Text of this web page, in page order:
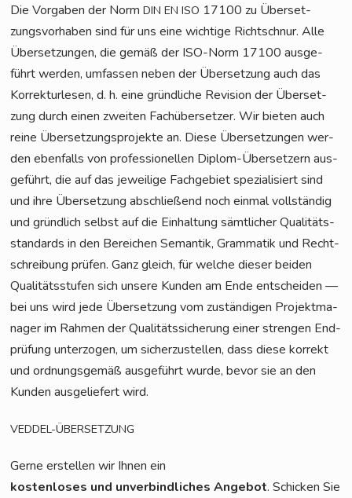
Die Vor­ga­ben der NormDIN EN ISO 17100 zu Über­set­
zungs­vor­ha­ben sind für uns eine wich­ti­ge Richt­schnur. Alle
Über­set­zun­gen, die gemäß der ISO-Norm 17100 aus­ge­
führt wer­den, umfas­sen neben der Über­set­zung auch das
Kor­rek­tur­le­sen, d. h. eine gründ­li­che Revi­si­on der Über­set­
zung durch einen zwei­ten Fach­über­set­zer. Wir bie­ten auch
rei­ne Über­set­zungs­pro­jek­te an. Die­se Über­set­zun­gen wer­
den eben­falls von pro­fes­sio­nel­len Diplom-Über­set­zern aus­
ge­führt, die auf das jewei­li­ge Fach­ge­biet spe­zia­li­siert sind
und ihre Über­set­zung abschlie­ßend noch ein­mal voll­stän­dig
und gründ­lich selbst auf die Ein­hal­tung sämt­li­cher Qua­li­täts­
stan­dards in den Berei­chen Seman­tik, Gram­ma­tik und Recht­
schrei­bung prü­fen. Ganz gleich, für wel­che die­ser bei­den
Qua­li­täts­stu­fen sich unse­re Kun­den am Ende ent­schei­den —
bei uns wird jede Über­set­zung vom zustän­di­gen Pro­jekt­ma­
na­ger im Rah­men der Qua­li­täts­si­che­rung einer stren­gen End­
prü­fung unter­zo­gen, um sicher­zu­stel­len, dass die­se kor­rekt
und ord­nungs­ge­mäß aus­ge­führt wur­de, bevor sie an den
Kun­den aus­ge­lie­fert wird.
VEDDEL-ÜBERSETZUNG
Ger­ne erstel­len wir Ihnen ein
kos­ten­lo­ses und unver­bind­li­ches Ange­bot. Schi­cken Sie